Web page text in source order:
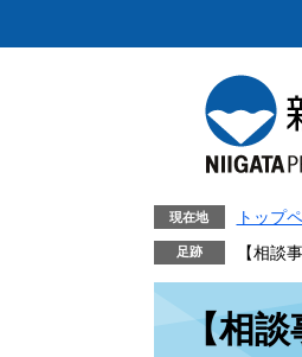
現在地 トップ
【相談
【相